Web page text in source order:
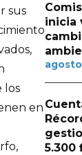
sus
los
en
inicia
5.300